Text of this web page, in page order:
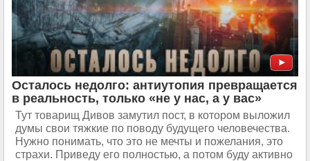
Осталось недолго: антиутопия превращается
в реальность, только «не у нас, а у вас»
Тут товарищ Дивов замутил пост, в котором выложил
думы свои тяжкие по поводу будущего человечества.
Нужно понимать, что это не мечты и пожелания, это
страхи. Приведу его полностью, а потом буду активно